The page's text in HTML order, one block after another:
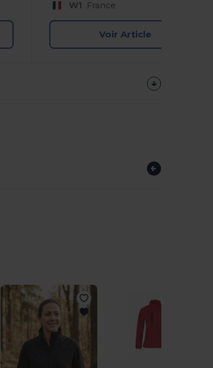
W1 France
Voir Article